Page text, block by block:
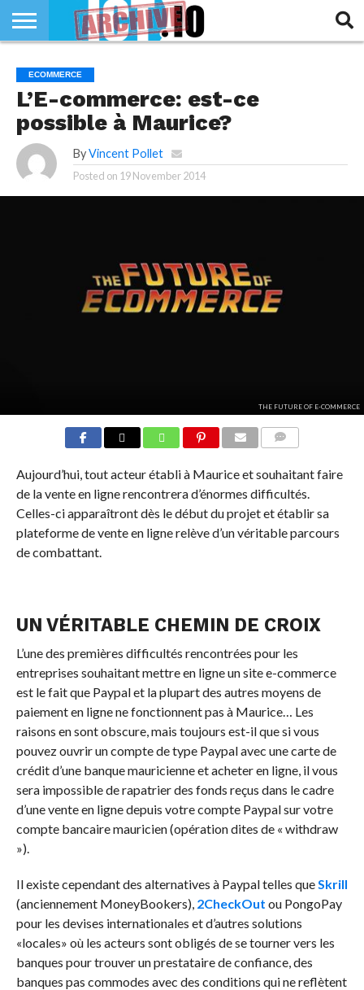
SECTEUR
TECH
LIFE
RUBRIQUES
ECOMMERCE
L’E-commerce: est-ce
possible à Maurice?
By Vincent Pollet
Posted on 19 November 2014
THE FUTURE OF E-COMMERCE
Aujourd’hui, tout acteur établi à Maurice et souhaitant faire
de la vente en ligne rencontrera d’énormes difficultés.
Celles-ci apparaîtront dès le début du projet et établir sa
plateforme de vente en ligne relève d’un véritable parcours
de combattant.
UN VÉRITABLE CHEMIN DE CROIX
L’une des premières difficultés rencontrées pour les
entreprises souhaitant mettre en ligne un site e-commerce
est le fait que Paypal et la plupart des autres moyens de
paiement en ligne ne fonctionnent pas à Maurice… Les
raisons en sont obscure, mais toujours est-il que si vous
pouvez ouvrir un compte de type Paypal avec une carte de
crédit d’une banque mauricienne et acheter en ligne, il vous
sera impossible de rapatrier des fonds reçus dans le cadre
d’une vente en ligne depuis votre compte Paypal sur votre
compte bancaire mauricien (opération dites de « withdraw
»).
Il existe cependant des alternatives à Paypal telles que Skrill
(anciennement MoneyBookers), 2CheckOut ou PongoPay
pour les devises internationales et d’autres solutions
«locales» où les acteurs sont obligés de se tourner vers les
banques pour trouver un prestataire de confiance, des
banques pas commodes avec des conditions qui ne reflètent